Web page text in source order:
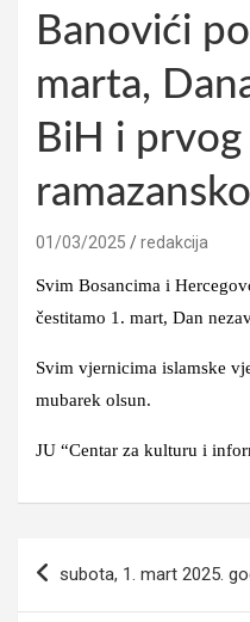
Banovići
marta,
BiH i prvog
01/03/2025 redakcija
Svim Bosancima i
čestitamo 1. mart, Dan
Svim vjernicima islamske
mubarek olsun.
JU “Centar za kulturu i
subota, 1. mart 2025.